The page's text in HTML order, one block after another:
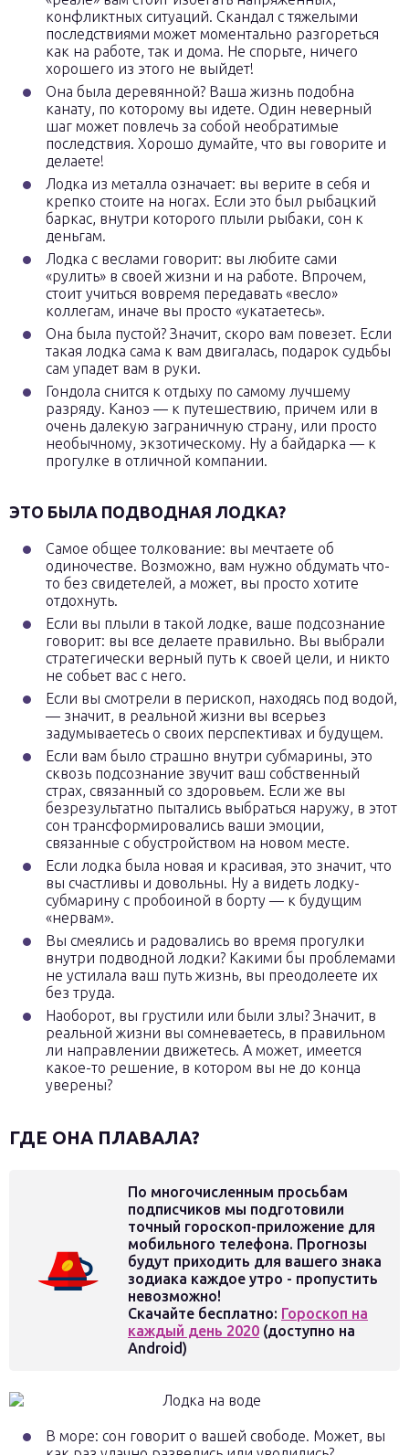
конфликтных ситуаций. Скандал с тяжелыми
последствиями может моментально разгореться
как на работе, так и дома. Не спорьте, ничего
хорошего из этого не выйдет!
Она была деревянной? Ваша жизнь подобна
канату, по которому вы идете. Один неверный
шаг может повлечь за собой необратимые
последствия. Хорошо думайте, что вы говорите и
делаете!
Лодка из металла означает: вы верите в себя и
крепко стоите на ногах. Если это был рыбацкий
баркас, внутри которого плыли рыбаки, сон к
деньгам.
Лодка с веслами говорит: вы любите сами
«рулить» в своей жизни и на работе. Впрочем,
стоит учиться вовремя передавать «весло»
коллегам, иначе вы просто «укатаетесь».
Она была пустой? Значит, скоро вам повезет. Если
такая лодка сама к вам двигалась, подарок судьбы
сам упадет вам в руки.
Гондола снится к отдыху по самому лучшему
разряду. Каноэ — к путешествию, причем или в
очень далекую заграничную страну, или просто
необычному, экзотическому. Ну а байдарка — к
прогулке в отличной компании.
ЭТО БЫЛА ПОДВОДНАЯ ЛОДКА?
Самое общее толкование: вы мечтаете об
одиночестве. Возможно, вам нужно обдумать что-
то без свидетелей, а может, вы просто хотите
отдохнуть.
Если вы плыли в такой лодке, ваше подсознание
говорит: вы все делаете правильно. Вы выбрали
стратегически верный путь к своей цели, и никто
не собьет вас с него.
Если вы смотрели в перископ, находясь под водой,
— значит, в реальной жизни вы всерьез
задумываетесь о своих перспективах и будущем.
Если вам было страшно внутри субмарины, это
сквозь подсознание звучит ваш собственный
страх, связанный со здоровьем. Если же вы
безрезультатно пытались выбраться наружу, в этот
сон трансформировались ваши эмоции,
связанные с обустройством на новом месте.
Если лодка была новая и красивая, это значит, что
вы счастливы и довольны. Ну а видеть лодку-
субмарину с пробоиной в борту — к будущим
«нервам».
Вы смеялись и радовались во время прогулки
внутри подводной лодки? Какими бы проблемами
не устилала ваш путь жизнь, вы преодолеете их
без труда.
Наоборот, вы грустили или были злы? Значит, в
реальной жизни вы сомневаетесь, в правильном
ли направлении движетесь. А может, имеется
какое-то решение, в котором вы не до конца
уверены?
ГДЕ ОНА ПЛАВАЛА?
По многочисленным просьбам
подписчиков мы подготовили
точный гороскоп-приложение для
мобильного телефона. Прогнозы
будут приходить для вашего знака
зодиака каждое утро - пропустить
невозможно!
Скачайте бесплатно: Гороскоп на
каждый день 2020 (доступно на
Android)
В море: сон говорит о вашей свободе. Может, вы